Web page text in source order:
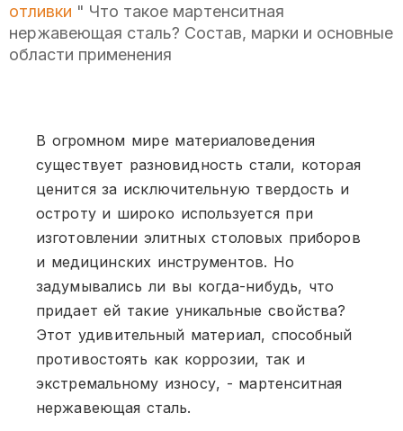
отливки " Что такое мартенситная
нержавеющая сталь? Состав, марки и основные
области применения
В огромном мире материаловедения
существует разновидность стали, которая
ценится за исключительную твердость и
остроту и широко используется при
изготовлении элитных столовых приборов
и медицинских инструментов. Но
задумывались ли вы когда-нибудь, что
придает ей такие уникальные свойства?
Этот удивительный материал, способный
противостоять как коррозии, так и
экстремальному износу, - мартенситная
нержавеющая сталь.